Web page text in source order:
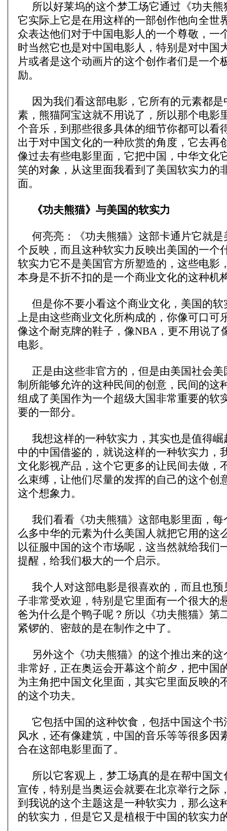
所以好莱坞的这个梦工场它通过《功夫
它实际上它是在用这样的一部创作他向全世
众表达他们对于中国电影人的一个尊敬，一
时当然它也是对中国电影人，特别是对中国
片或者是这个动画片的这个创作者们是一个
励。
因为我们看这部电影，它所有的元素都
素，熊猫阿宝这就不用说了，所以那个电影
个音乐，到那些很多具体的细节你都可以看
出于对中国文化的一种欣赏的角度，它去再
像过去有些电影里面，它把中国，中华文化
笑的对象，从这里面我看到了美国软实力的
面。
《功夫熊猫》与美国的软实力
何亮亮：《功夫熊猫》这部卡通片它就
个反映，而且这种软实力反映出美国的一个
软实力它不是美国官方所塑造的，这些电影
本身是不折不扣的是一个商业文化的这种机
但是你不要小看这个商业文化，美国的
上是由这些商业文化所构成的，你像可口可
像这个耐克牌的鞋子，像NBA，更不用说了
电影。
正是由这些非官方的，但是由美国社会
制所能够允许的这种民间的创意，民间的这
组成了美国作为一个超级大国非常重要的软
要的一部分。
我想这样的一种软实力，其实也是值得
中的中国借鉴的，就说这样的一种软实力，
文化影视产品，这个它更多的让民间去做，
么束缚，让他们尽量的发挥的自己的这个创
这个想象力。
我们看看《功夫熊猫》这部电影里面，
么多中华的元素为什么美国人就把它用的这
以征服中国的这个市场呢，这当然就给我们
提醒，给我们极大的一个启示。
我个人对这部电影是很喜欢的，而且也
子非常受欢迎，特别是它里面有一个很大的
爸为什么是个鸭子呢？所以《功夫熊猫》第
紧锣的、密鼓的是在制作之中了。
另外这个《功夫熊猫》的这个推出来的
非常好，正在奥运会开幕这个前夕，把中国
为主角把中国文化里面，其实它里面反映的
的这个功夫。
它包括中国的这种饮食，包括中国这个
风水，还有像建筑，中国的音乐等等很多因
合在这部电影里面了。
所以它客观上，梦工场真的是在帮中国
宣传，特别是当奥运会就要在北京举行之际
到我说的这个主题这是一种软实力，那么这
的软实力，但是它又是植根于中国的软实力